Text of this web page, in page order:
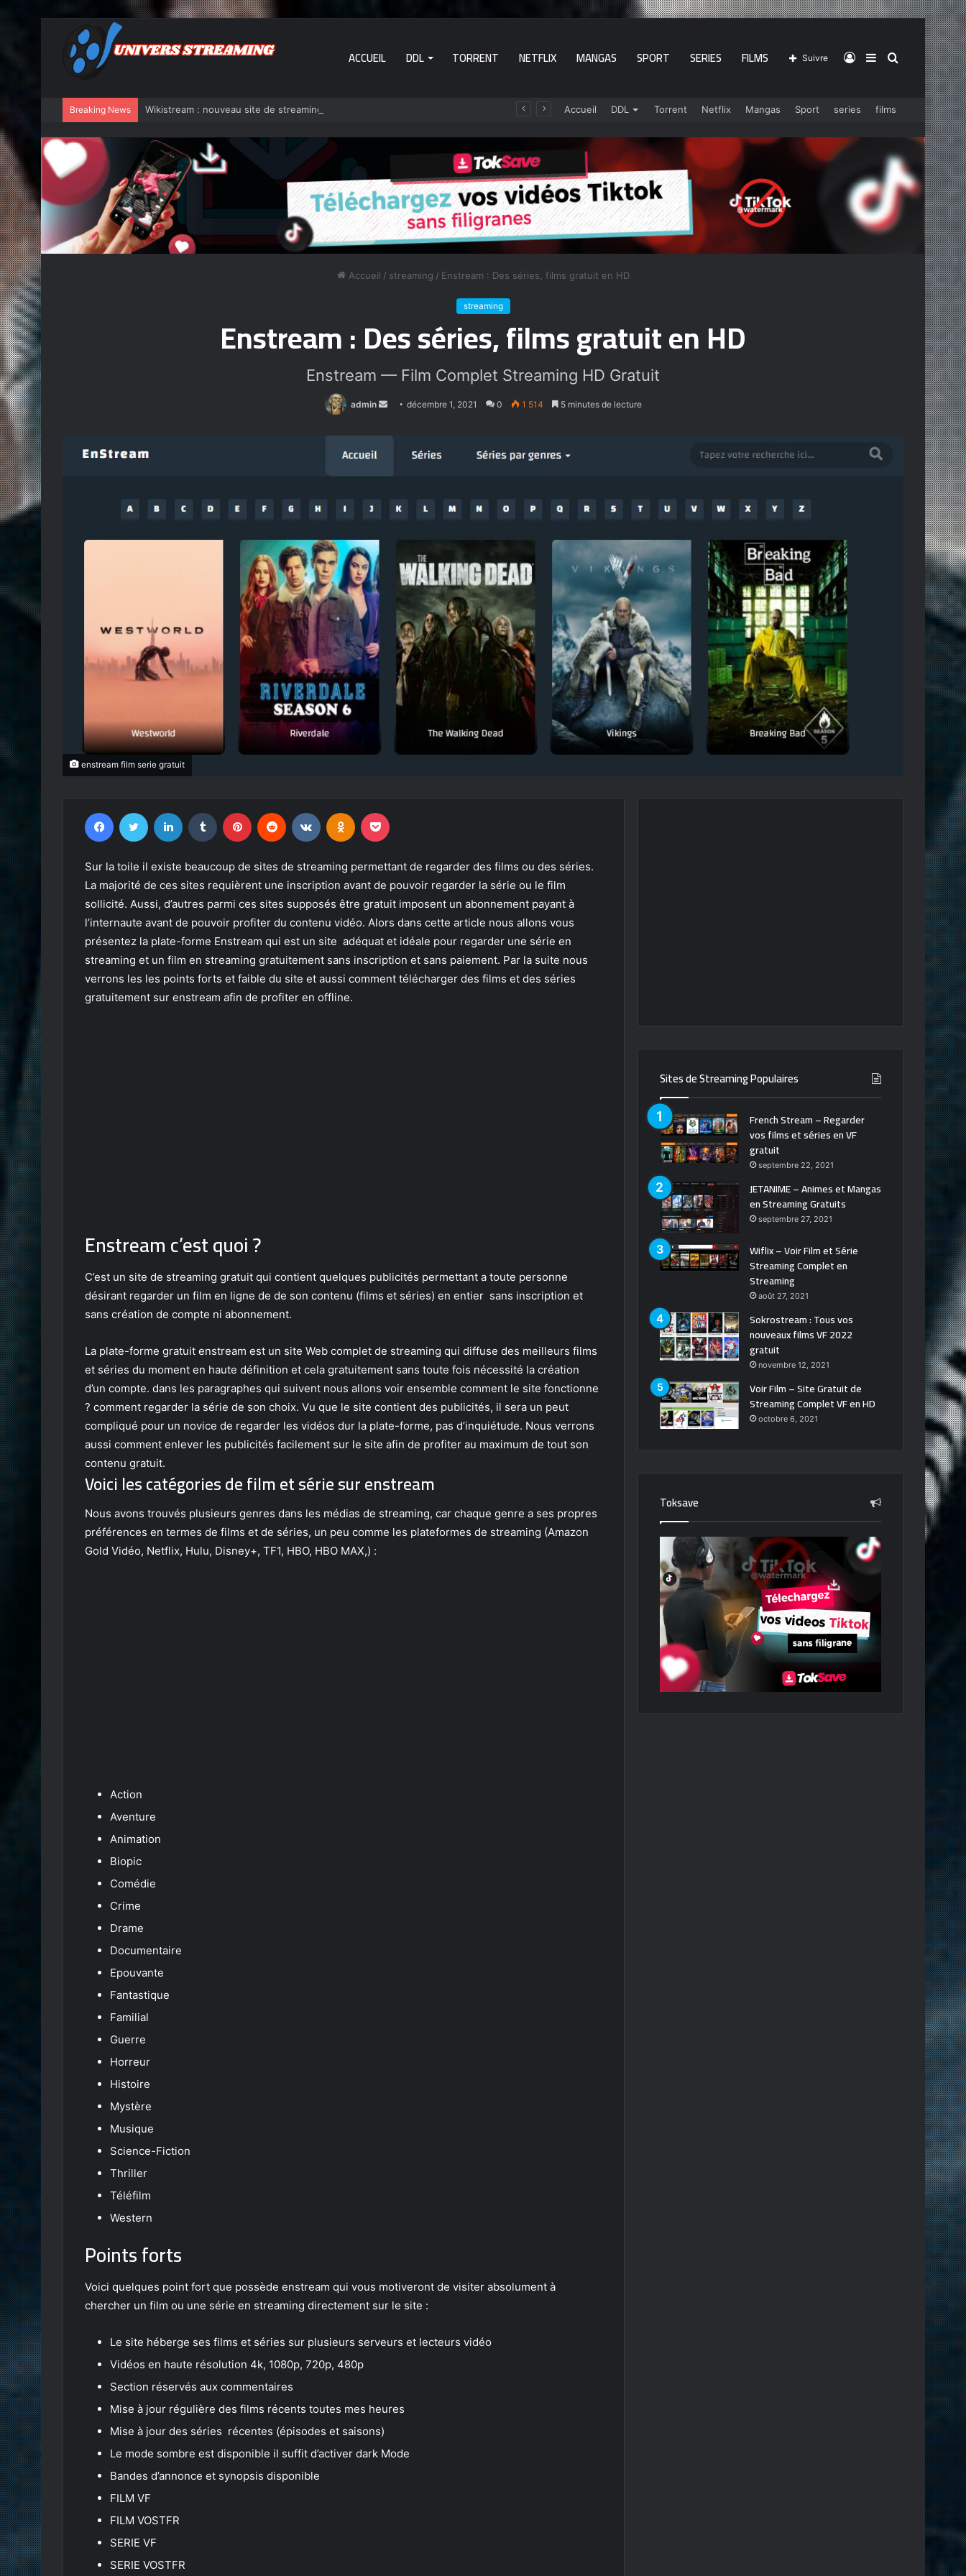
ACCUEIL DDL TORRENT NETFLIX MANGAS SPORT SERIES FILMS Rechercher
Sidebar
latérale)
Connexion
Suivre
Breaking News Wikistream : nouveau site de streaming films et séries en VF Accueil DDL Torrent Netflix Mangas Sport series films
Accueil / streaming / Enstream : Des séries, films gratuit en HD
streaming
Enstream : Des séries, films gratuit en HD
Enstream — Film Complet Streaming HD Gratuit
admin
Envoyer
courriel
décembre 1, 2021 0 1 514 5 minutes de lecture
enstream film serie gratuit
FacebookTwitter Linkedin Tumblr Pinterest Reddit VKontakteOdnoklassniki
Sur la toile il existe beaucoup de sites de streaming permettant de regarder des films ou des séries.
La majorité de ces sites requièrent une inscription avant de pouvoir regarder la série ou le film
sollicité. Aussi, d’autres parmi ces sites supposés être gratuit imposent un abonnement payant à
l’internaute avant de pouvoir profiter du contenu vidéo. Alors dans cette article nous allons vous
présentez la plate-forme Enstream qui est un site adéquat et idéale pour regarder une série en
streaming et un film en streaming gratuitement sans inscription et sans paiement. Par la suite nous
verrons les les points forts et faible du site et aussi comment télécharger des films et des séries
gratuitement sur enstream afin de profiter en offline.
Enstream c’est quoi ?
C’est un site de streaming gratuit qui contient quelques publicités permettant a toute personne
désirant regarder un film en ligne de de son contenu (films et séries) en entier sans inscription et
sans création de compte ni abonnement.
La plate-forme gratuit enstream est un site Web complet de streaming qui diffuse des meilleurs films
et séries du moment en haute définition et cela gratuitement sans toute fois nécessité la création
d’un compte. dans les paragraphes qui suivent nous allons voir ensemble comment le site fonctionne
? comment regarder la série de son choix. Vu que le site contient des publicités, il sera un peut
compliqué pour un novice de regarder les vidéos dur la plate-forme, pas d’inquiétude. Nous verrons
aussi comment enlever les publicités facilement sur le site afin de profiter au maximum de tout son
contenu gratuit.
Voici les catégories de film et série sur enstream
Nous avons trouvés plusieurs genres dans les médias de streaming, car chaque genre a ses propres
préférences en termes de films et de séries, un peu comme les plateformes de streaming (Amazon
Gold Vidéo, Netflix, Hulu, Disney+, TF1, HBO, HBO MAX,) :
Action
Aventure
Animation
Biopic
Comédie
Crime
Drame
Documentaire
Epouvante
Fantastique
Familial
Guerre
Horreur
Histoire
Mystère
Musique
Science-Fiction
Thriller
Téléfilm
Western
Points forts
Voici quelques point fort que possède enstream qui vous motiveront de visiter absolument à
chercher un film ou une série en streaming directement sur le site :
Le site héberge ses films et séries sur plusieurs serveurs et lecteurs vidéo
Vidéos en haute résolution 4k, 1080p, 720p, 480p
Section réservés aux commentaires
Mise à jour régulière des films récents toutes mes heures
Mise à jour des séries récentes (épisodes et saisons)
Le mode sombre est disponible il suffit d’activer dark Mode
Bandes d’annonce et synopsis disponible
FILM VF
FILM VOSTFR
SERIE VF
SERIE VOSTFR
Sites de Streaming Populaires
French Stream – Regarder
vos films et séries en VF
gratuit
septembre 22, 2021
JETANIME – Animes et Mangas
en Streaming Gratuits
septembre 27, 2021
Wiflix – Voir Film et Série
Streaming Complet en
Streaming
août 27, 2021
Sokrostream : Tous vos
nouveaux films VF 2022
gratuit
novembre 12, 2021
Voir Film – Site Gratuit de
Streaming Complet VF en HD
octobre 6, 2021
Toksave